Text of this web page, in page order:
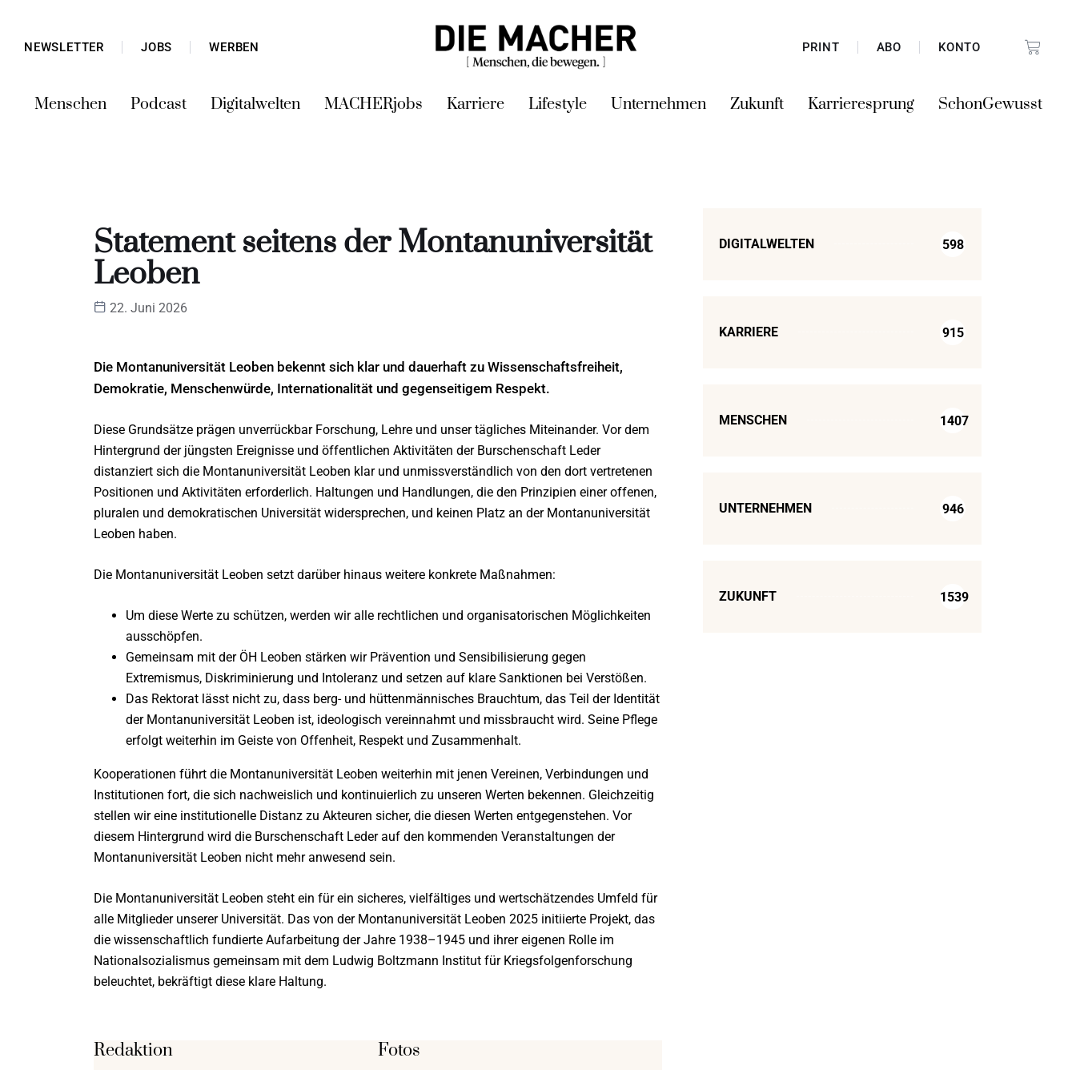
NEWSLETTER JOBS WERBEN PRINT ABO KONTO
Menschen Podcast Digitalwelten MACHERjobs Karriere Lifestyle Unternehmen Zukunft Karrieresprung SchonGewusst
Statement seitens der Montanuniversität
Leoben
22. Juni 2026
Die Montanuniversität Leoben bekennt sich klar und dauerhaft zu Wissenschaftsfreiheit,
Demokratie, Menschenwürde, Internationalität und gegenseitigem Respekt.
Diese Grundsätze prägen unverrückbar Forschung, Lehre und unser tägliches Miteinander. Vor dem
Hintergrund der jüngsten Ereignisse und öffentlichen Aktivitäten der Burschenschaft Leder
distanziert sich die Montanuniversität Leoben klar und unmissverständlich von den dort vertretenen
Positionen und Aktivitäten erforderlich. Haltungen und Handlungen, die den Prinzipien einer offenen,
pluralen und demokratischen Universität widersprechen, und keinen Platz an der Montanuniversität
Leoben haben.
Die Montanuniversität Leoben setzt darüber hinaus weitere konkrete Maßnahmen:
Um diese Werte zu schützen, werden wir alle rechtlichen und organisatorischen Möglichkeiten
ausschöpfen.
Gemeinsam mit der ÖH Leoben stärken wir Prävention und Sensibilisierung gegen
Extremismus, Diskriminierung und Intoleranz und setzen auf klare Sanktionen bei Verstößen.
Das Rektorat lässt nicht zu, dass berg- und hüttenmännisches Brauchtum, das Teil der Identität
der Montanuniversität Leoben ist, ideologisch vereinnahmt und missbraucht wird. Seine Pflege
erfolgt weiterhin im Geiste von Offenheit, Respekt und Zusammenhalt.
Kooperationen führt die Montanuniversität Leoben weiterhin mit jenen Vereinen, Verbindungen und
Institutionen fort, die sich nachweislich und kontinuierlich zu unseren Werten bekennen. Gleichzeitig
stellen wir eine institutionelle Distanz zu Akteuren sicher, die diesen Werten entgegenstehen. Vor
diesem Hintergrund wird die Burschenschaft Leder auf den kommenden Veranstaltungen der
Montanuniversität Leoben nicht mehr anwesend sein.
Die Montanuniversität Leoben steht ein für ein sicheres, vielfältiges und wertschätzendes Umfeld für
alle Mitglieder unserer Universität. Das von der Montanuniversität Leoben 2025 initiierte Projekt, das
die wissenschaftlich fundierte Aufarbeitung der Jahre 1938–1945 und ihrer eigenen Rolle im
Nationalsozialismus gemeinsam mit dem Ludwig Boltzmann Institut für Kriegsfolgenforschung
beleuchtet, bekräftigt diese klare Haltung.
Redaktion Fotos
DIGITALWELTEN 598
KARRIERE 915
MENSCHEN 1407
UNTERNEHMEN 946
ZUKUNFT 1539